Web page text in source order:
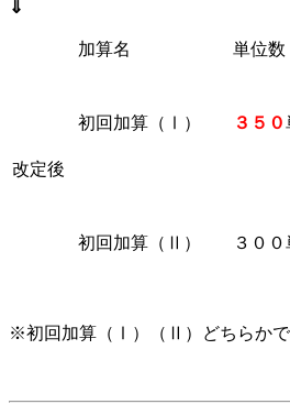
⇓
改定後
加算名 単位数
初回加算（Ⅰ） ３５０
初回加算（Ⅱ） ３００
※初回加算（Ⅰ）（Ⅱ）どちらかで